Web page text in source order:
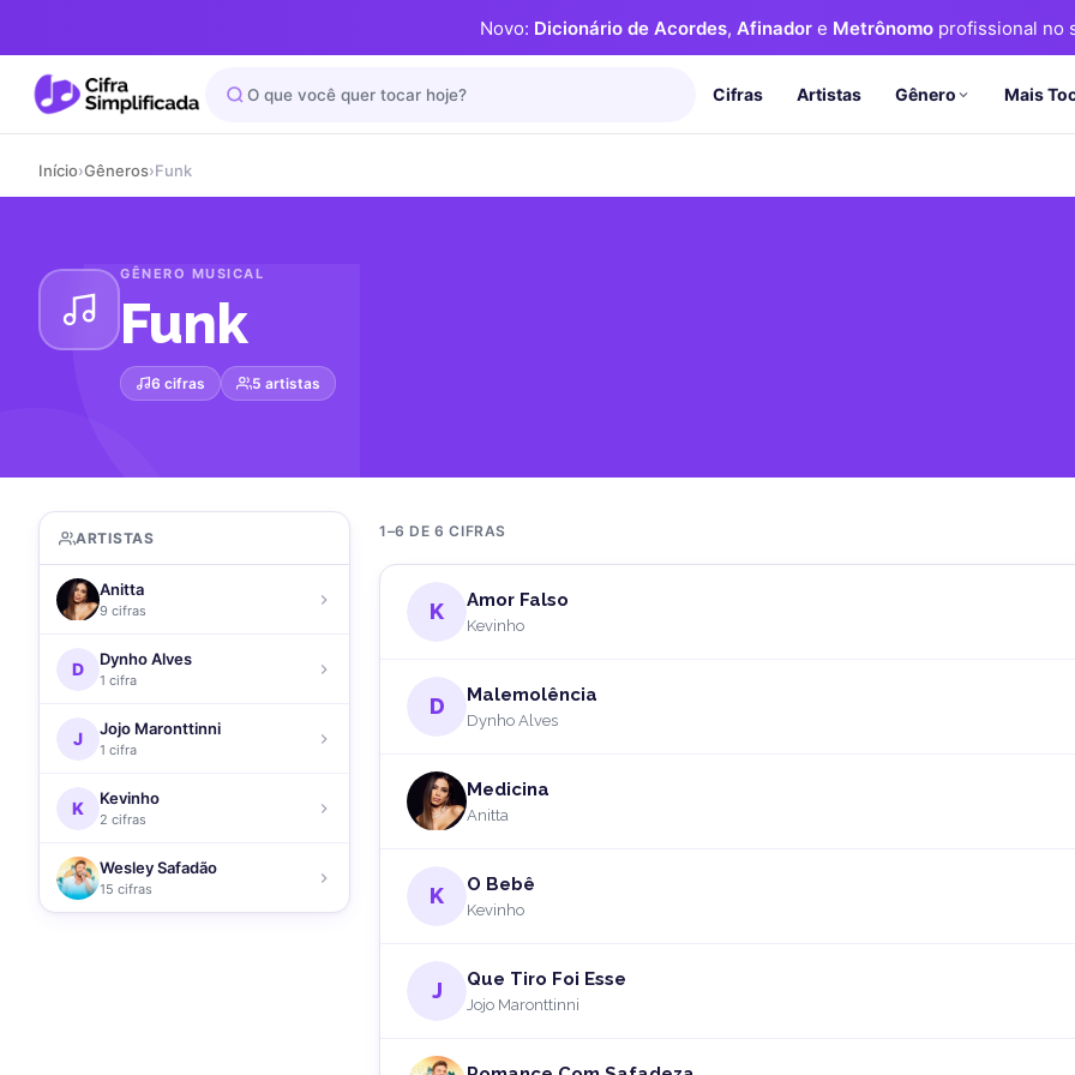
Novo: Dicionário de Acordes, Afinadore Metrônomoprofissional no
Cifras Artistas Gênero Mais
Início›Gêneros›Funk
GÊNERO MUSICAL
Funk
6 cifras 5 artistas
ARTISTAS
Anitta
9 cifras
D Dynho Alves
1 cifra
J Jojo Maronttinni
1 cifra
K Kevinho
2 cifras
Wesley Safadão
15 cifras
1–6 DE 6 CIFRAS
K Amor Falso
Kevinho
D Malemolência
Dynho Alves
Medicina
Anitta
K O Bebê
Kevinho
J Que Tiro Foi Esse
Jojo Maronttinni